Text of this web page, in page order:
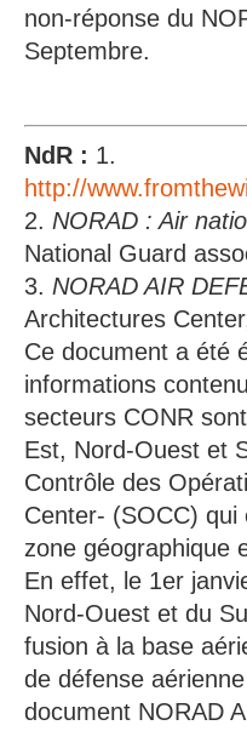
non-réponse du
Septembre.
NdR : 1.
http://
2. NORAD : Air
National Guard
3. NORAD AIR
Architectures
Ce document a été
informations
secteurs CONR
Est, Nord-Ouest et
Contrôle des
Center- (SOCC)
zone géographique
En effet, le 1er
Nord-Ouest et du
fusion à la base
de défense
document NORAD